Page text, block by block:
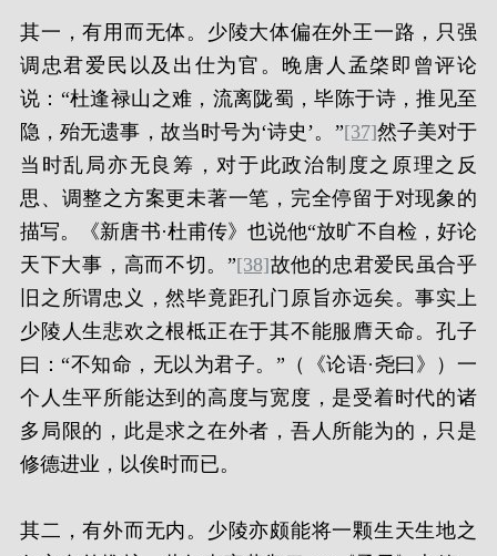
其一，有用而无体。少陵大体偏在外王一路，只强
调忠君爱民以及出仕为官。晚唐人孟棨即曾评论
说：“杜逢禄山之难，流离陇蜀，毕陈于诗，推见至
隐，殆无遗事，故当时号为‘诗史’。”[37]然子美对于
当时乱局亦无良筹，对于此政治制度之原理之反
思、调整之方案更未著一笔，完全停留于对现象的
描写。《新唐书·杜甫传》也说他“放旷不自检，好论
天下大事，高而不切。”[38]故他的忠君爱民虽合乎
旧之所谓忠义，然毕竟距孔门原旨亦远矣。事实上
少陵人生悲欢之根柢正在于其不能服膺天命。孔子
曰：“不知命，无以为君子。”（《论语·尧曰》）一
个人生平所能达到的高度与宽度，是受着时代的诸
多局限的，此是求之在外者，吾人所能为的，只是
修德进业，以俟时而已。
其二，有外而无内。少陵亦颇能将一颗生天生地之